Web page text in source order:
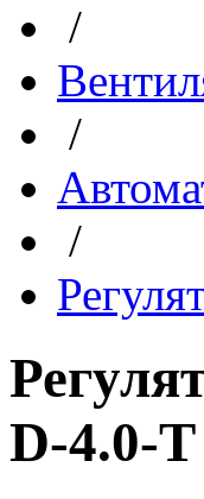
/
/
/
D-4.0-Т